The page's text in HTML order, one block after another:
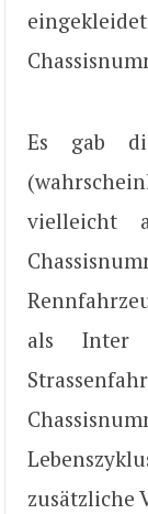
Es gab
vielleicht
als Inter
zusätzliche